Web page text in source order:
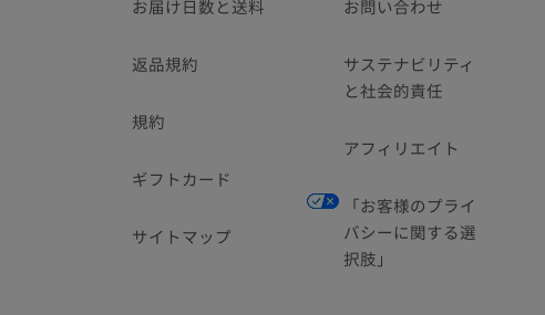
お届け日数と送料
返品規約
規約
ギフトカード
サイトマップ
お問い合わせ
サステナビリティ
と社会的責任
アフィリエイト
「お客様のプライ
バシーに関する選
択肢」